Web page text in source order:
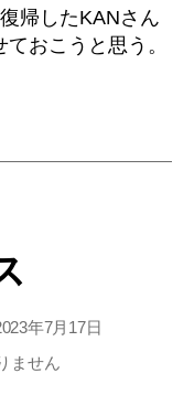
帰したKANさん
おこうと思う。
年7月17日
ません